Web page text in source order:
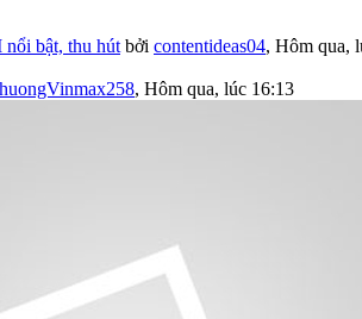
nổi bật, thu hút bởi contentideas04, Hôm qua,
, Hôm qua, lúc 16:13